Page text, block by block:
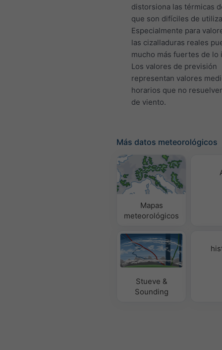
distorsiona las térmicas
que son difíciles de
Especialmente para
las cizalladuras reales
mucho más fuertes de lo
Los valores de previsión
representan valores
horarios que no
de viento.
Más datos meteorológicos
Mapas
meteorológicos
Stueve &
Sounding